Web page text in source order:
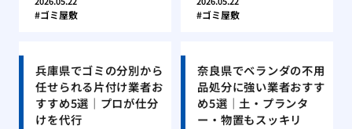
ゴミ屋敷 ゴミ屋敷
兵庫県でゴミの分別から
任せられる片付け業者お
すすめ5選｜プロが仕分
けを代行
奈良県でベランダの不用
品処分に強い業者おすす
め5選｜土・プランタ
ー・物置もスッキリ